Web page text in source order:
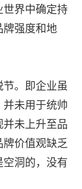
界中确定持
强度和地
。即企业虽
未用于统帅
未上升至品
价值观缺乏
洞的，没有